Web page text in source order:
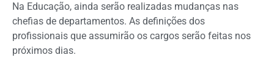
Na Educação, ainda serão realizadas mudanças nas
chefias de departamentos. As definições dos
profissionais que assumirão os cargos serão feitas nos
próximos dias.